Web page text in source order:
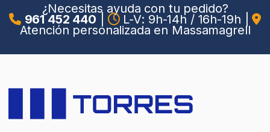
¿Necesitas ayuda con tu pedido?
961 452 440 L-V: 9h-14h / 16h-19h
Atención personalizada en Massamagrell